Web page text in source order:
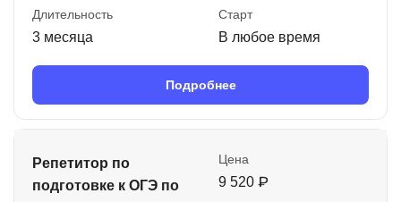
Длительность
3 месяца
Старт
В любое время
Подробнее
Репетитор по
подготовке к ОГЭ по
Цена
9 520 ₽